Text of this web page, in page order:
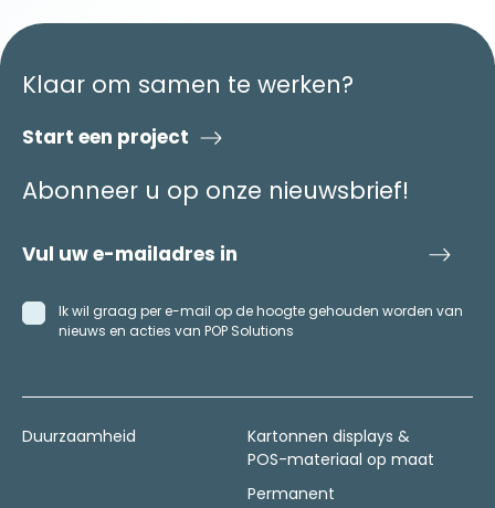
Klaar om samen te werken?
Start een project
Abonneer u op onze nieuwsbrief!
Ik wil graag per e-mail op de hoogte gehouden worden van
nieuws en acties van POP Solutions
Duurzaamheid
Kartonnen displays &
POS-materiaal op maat
Permanent